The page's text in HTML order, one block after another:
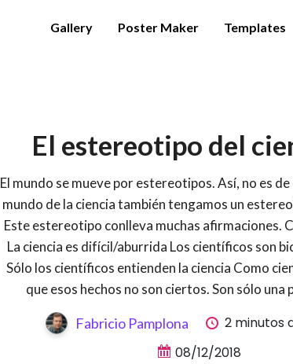
Gallery Poster Maker Templates
El estereotipo del
El mundo se mueve por estereotipos. Así, no es
mundo de la ciencia también tengamos un
Este estereotipo conlleva muchas afirmaciones.
La ciencia es difícil/aburrida Los científicos son
Sólo los científicos entienden la ciencia Como
que esos hechos no son ciertos. Son sólo una
Fabricio Pamplona
2 minutos
08/12/2018